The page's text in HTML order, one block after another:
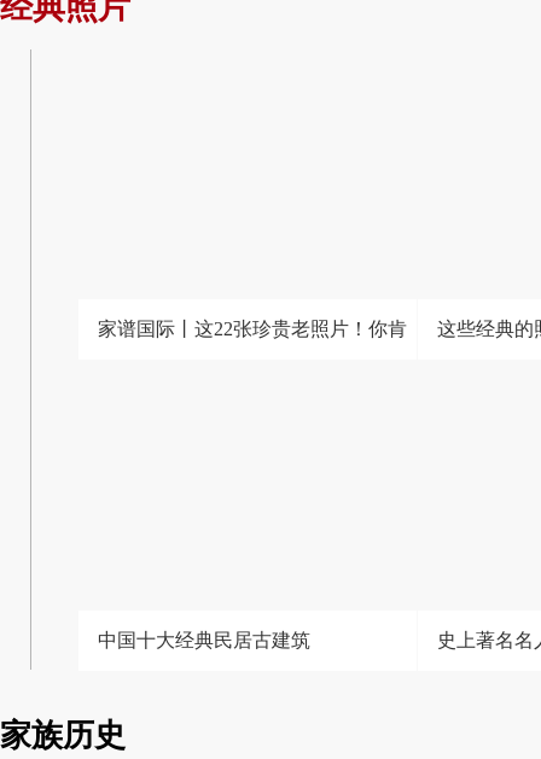
经典照片
家谱国际丨这22张珍贵老照片！你肯 这些经典的
中国十大经典民居古建筑 史上著名名
家族历史